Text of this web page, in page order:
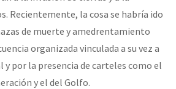
Recientemente, la cosa se habría ido
de muerte y amedrentamiento
organizada vinculada a su vez a
y por la presencia de carteles como el
y el del Golfo.